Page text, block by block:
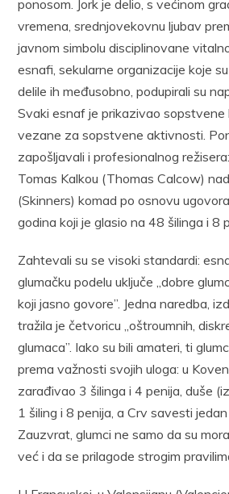
ponosom. Jork je delio, s većinom
vremena, srednjovekovnu ljubav
javnom simbolu disciplinovane
esnafi, sekularne organizacije koje
delile ih međusobno, podupirali su
Svaki esnaf je prikazivao sopstvene
vezane za sopstvene aktivnosti.
zapošljavali i profesionalnog
Tomas Kalkou (Thomas Calcow)
(Skinners) komad po osnovu
godina koji je glasio na 48 šilinga i 8
Zahtevali su se visoki standardi:
glumačku podelu uključe „dobre
koji jasno govore”. Jedna naredba,
tražila je četvoricu „oštroumnih,
glumaca”. Iako su bili amateri, ti
prema važnosti svojih uloga: u
zarađivao 3 šilinga i 4 penija, duše
1 šiling i 8 penija, a Crv savesti jedan
Zauzvrat, glumci ne samo da su
već i da se prilagode strogim